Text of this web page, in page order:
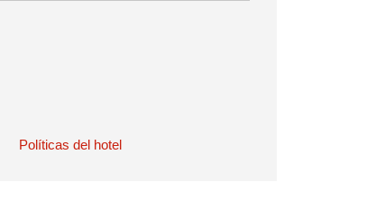
Políticas del hotel